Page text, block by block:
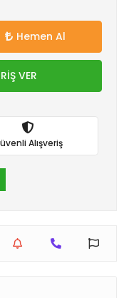
Hemen Al
VER
Alışveriş